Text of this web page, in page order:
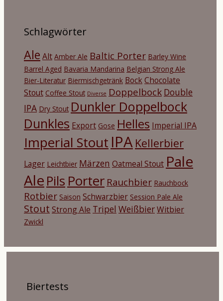
Schlagwörter
Ale Alt Amber Ale Baltic Porter Barley Wine
Barrel Aged Bavaria Mandarina Belgian Strong Ale
Bier-Literatur Biermischgetränk BockChocolate
Stout Coffee Stout Diverse Doppelbock Double
IPA Dry Stout Dunkler Doppelbock
Dunkles Export Gose Helles Imperial IPA
Imperial Stout IPA Kellerbier
Lager Leichtbier Märzen Oatmeal Stout Pale
Ale Pils Porter Rauchbier Rauchbock
Rotbier Saison Schwarzbier Session Pale Ale
Stout Strong Ale Tripel WeißbierWitbier
Zwickl
Biertests